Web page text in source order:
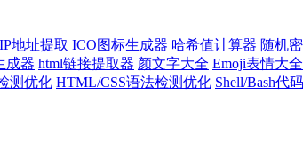
IP地址提取 ICO图标生成器 哈希值计算器 随机
成器 html链接提取器 颜文字大全 Emoji表情大全
测优化 HTML/CSS语法检测优化 Shell/Bash代